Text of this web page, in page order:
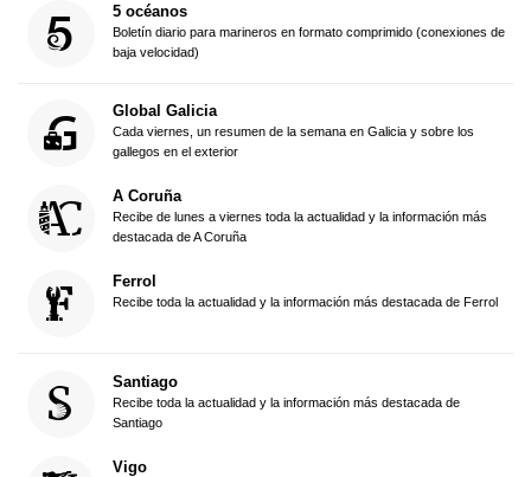
5 océanos
Boletín diario para marineros en formato comprimido (conexiones de
baja velocidad)
Global Galicia
Cada viernes, un resumen de la semana en Galicia y sobre los
gallegos en el exterior
A Coruña
Recibe de lunes a viernes toda la actualidad y la información más
destacada de A Coruña
Ferrol
Recibe toda la actualidad y la información más destacada de Ferrol
Santiago
Recibe toda la actualidad y la información más destacada de
Santiago
Vigo